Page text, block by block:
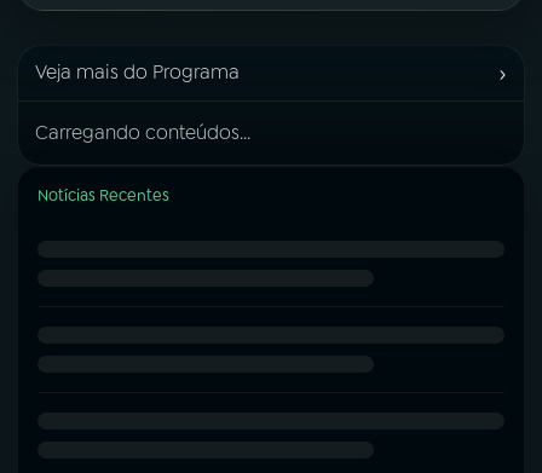
Veja mais do Programa ›
Carregando conteúdos...
Notícias Recentes